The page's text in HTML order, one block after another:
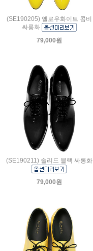
(SE190205) 옐로우화이트 콤비
싸롱화
79,000원
(SE190211) 솔리드 블랙 싸롱화
79,000원